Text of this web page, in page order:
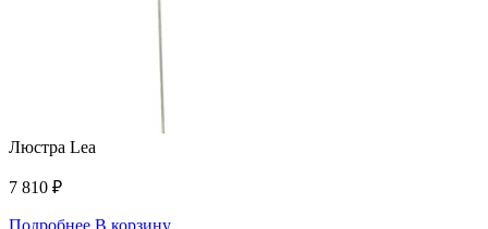
Люстра Lea
7 810 ₽
Подробнее В корзину